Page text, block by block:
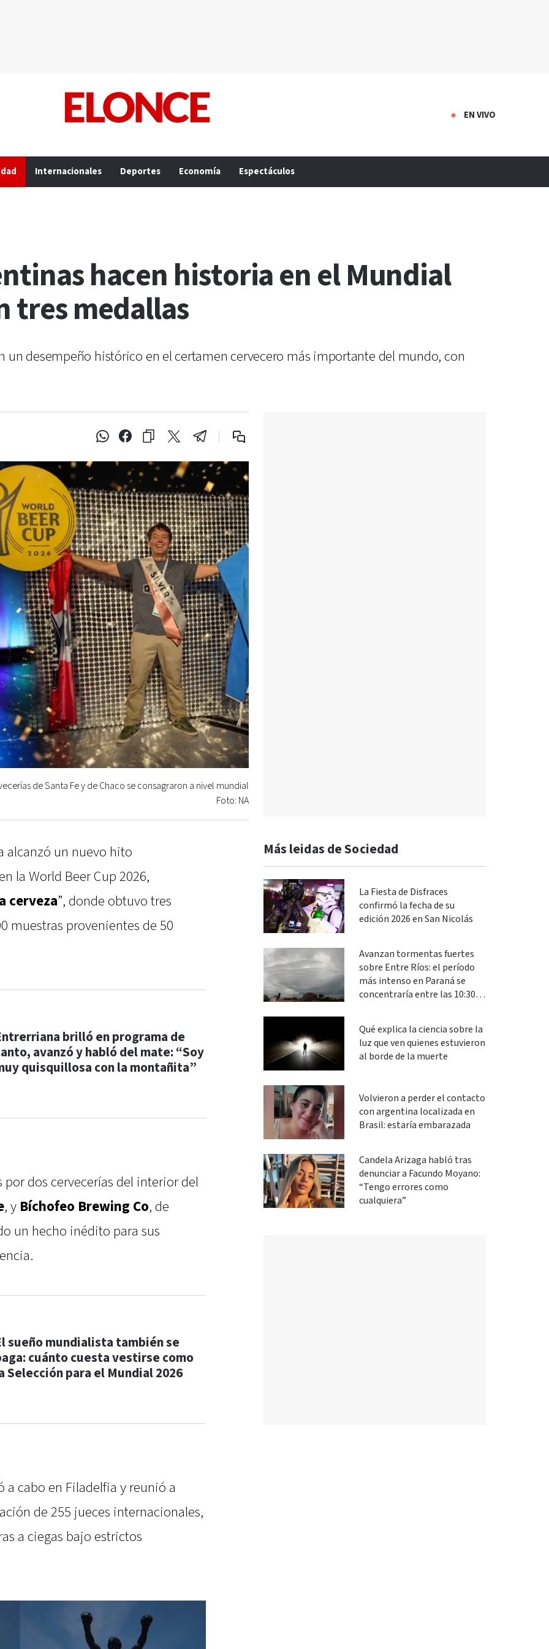
EN VIVO
Internacionales Deportes Economía Espectáculos
hacen historia en el Mundial
tres medallas
un desempeño histórico en el certamen cervecero más importante del mundo, con
de Santa Fe y de Chaco se consagraron a nivel mundial
Foto: NA
alcanzó un nuevo hito
la World Beer Cup 2026,
cerveza”, donde obtuvo tres
muestras provenientes de 50
brilló en programa de
avanzó y habló del mate: “Soy
quisquillosa con la montañita”
dos cervecerías del interior del
, y Bíchofeo Brewing Co, de
un hecho inédito para sus
sueño mundialista también se
cuánto cuesta vestirse como
Selección para el Mundial 2026
a cabo en Filadelfia y reunió a
de 255 jueces internacionales,
a ciegas bajo estrictos
Más leidas de Sociedad
La Fiesta de Disfraces
confirmó la fecha de su
edición 2026 en San Nicolás
Avanzan tormentas fuertes
sobre Entre Ríos: el período
más intenso en Paraná se
concentraría entre las 10:30 y
Qué explica la ciencia sobre la
luz que ven quienes estuvieron
al borde de la muerte
Volvieron a perder el contacto
con argentina localizada en
Brasil: estaría embarazada
Candela Arizaga habló tras
denunciar a Facundo Moyano:
“Tengo errores como
cualquiera”